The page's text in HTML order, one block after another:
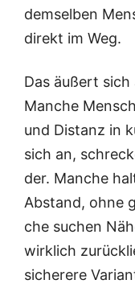
dem­sel­ben
direkt im Weg.
Das äußert
Man­che
und Distanz in
sich an,
der. Man­che
Abstand, ohne
che suchen
wirk­lich
siche­re­re